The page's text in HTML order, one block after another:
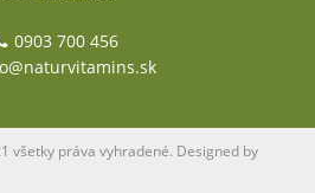
0903 700 456
všetky práva vyhradené. Designed by